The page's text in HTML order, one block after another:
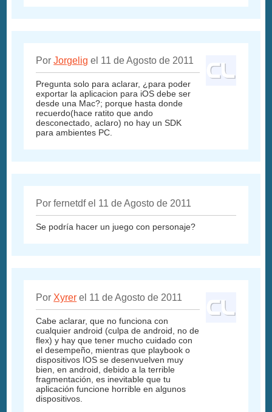
PorJorgelig el 11 de Agosto de 2011
Pregunta solo para aclarar, ¿para poder
exportar la aplicacion para iOS debe ser
desde una Mac?; porque hasta donde
recuerdo(hace ratito que ando
desconectado, aclaro) no hay un SDK
para ambientes PC.
Por fernetdf el 11 de Agosto de 2011
Se podría hacer un juego con personaje?
Por Xyrer el 11 de Agosto de 2011
Cabe aclarar, que no funciona con
cualquier android (culpa de android, no de
flex) y hay que tener mucho cuidado con
el desempeño, mientras que playbook o
dispositivos IOS se desenvuelven muy
bien, en android, debido a la terrible
fragmentación, es inevitable que tu
aplicación funcione horrible en algunos
dispositivos.